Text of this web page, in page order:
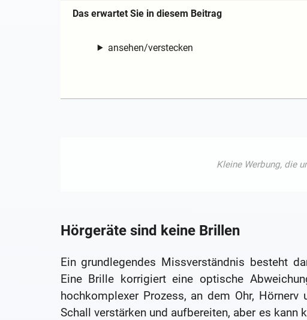
Das erwartet Sie in diesem Beitrag
ansehen/verstecken
Hörgeräte sind keine Brillen
Ein grundlegendes Missverständnis besteht
Eine Brille korrigiert eine optische
hochkomplexer Prozess, an dem Ohr,
Schall verstärken und aufbereiten, aber es kann